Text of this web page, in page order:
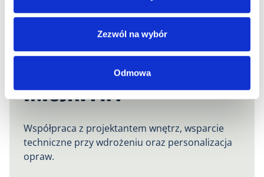
Zezwól na wybór
Odmowa
INICJATYWY
Współpraca z projektantem wnętrz, wsparcie
techniczne przy wdrożeniu oraz personalizacja
opraw.